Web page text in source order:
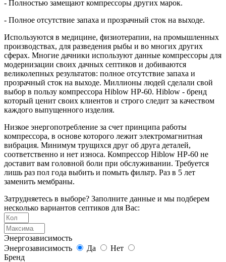
- Полностью замещают компрессоры других марок.
- Полное отсутствие запаха и прозрачный сток на выходе.
Используются в медицине, физиотерапии, на промышленных
производствах, для разведения рыбы и во многих других
сферах. Многие дачники используют данные компрессоры для
модернизации своих дачных септиков и добиваются
великолепных результатов: полное отсутствие запаха и
прозрачный сток на выходе. Миллионы людей сделали свой
выбор в пользу компрессора Hiblow HP-60. Hiblow - бренд
который ценит своих клиентов и строго следит за качеством
каждого выпущенного изделия.
Низкое энергопотребление за счет принципа работы
компрессора, в основе которого лежит электромагнитная
вибрация. Минимум трущихся друг об друга деталей,
соответственно и нет износа. Компрессор Hiblow HP-60 не
доставит вам головной боли при обслуживании. Требуется
лишь раз пол года выбить и помыть фильтр. Раз в 5 лет
заменить мембраны.
Затрудняетесь в выборе? Заполните данные и мы подберем
несколько вариантов септиков для Вас:
Энергозависимость
Энергозависимость
Да
Нет
Бренд